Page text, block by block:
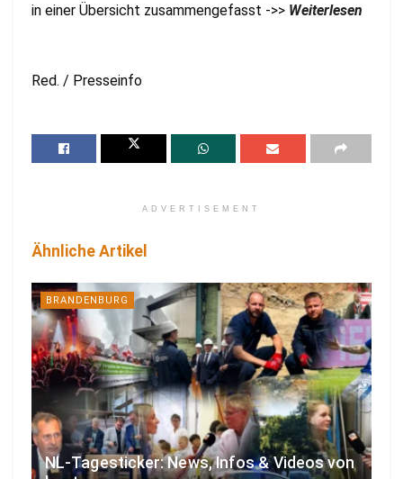
in einer Übersicht zusammengefasst ->> Weiterlesen
Red. / Presseinfo
ADVERTISEMENT
Ähnliche Artikel
BRANDENBURG
NL-Tagesticker: News, Infos & Videos von